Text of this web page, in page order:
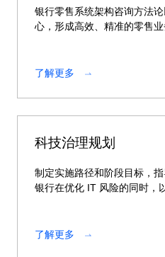
银行零售系统架构咨询方法
心，形成高效、精准的零售业
了解更多
科技治理规划
制定实施路径和阶段目标，
银行在优化 IT 风险的同时，
了解更多